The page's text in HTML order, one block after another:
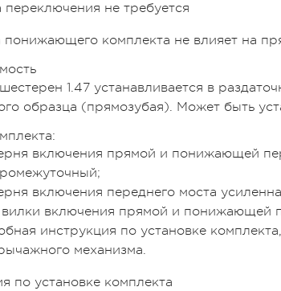
переключения не требуется
понижающего комплекта не влияет на
1.47 устанавливается в
образца (прямозубая). Может быть
включения прямой и понижающей
включения переднего моста
включения прямой и понижающей
инструкция по установке
механизма.
по установке комплекта